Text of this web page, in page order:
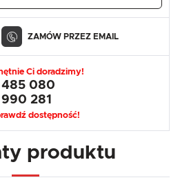
ZAMÓW PRZEZ EMAIL
Ci doradzimy!
080
281
dostępność!
produktu